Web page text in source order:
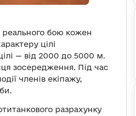
реального бою кожен
цілі
— від 2000 до 5000 м.
зосередження. Під час
членів екіпажу,
разрахунку